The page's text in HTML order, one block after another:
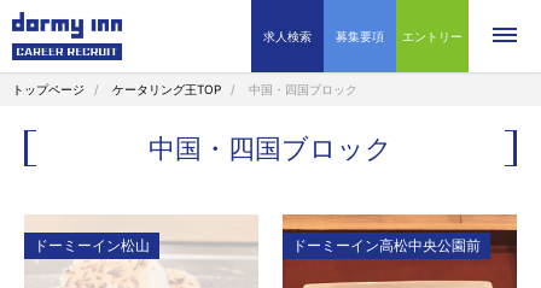
求人検索 募集要項 エントリー
トップページ ケータリング王TOP 中国・四国ブロック
中国・四国ブロック
ドーミーイン松山 ドーミーイン高松中央公園前